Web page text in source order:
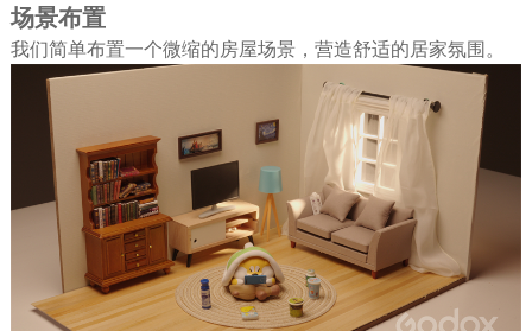
场景布置
我们简单布置一个微缩的房屋场景，营造舒适的居家氛围。